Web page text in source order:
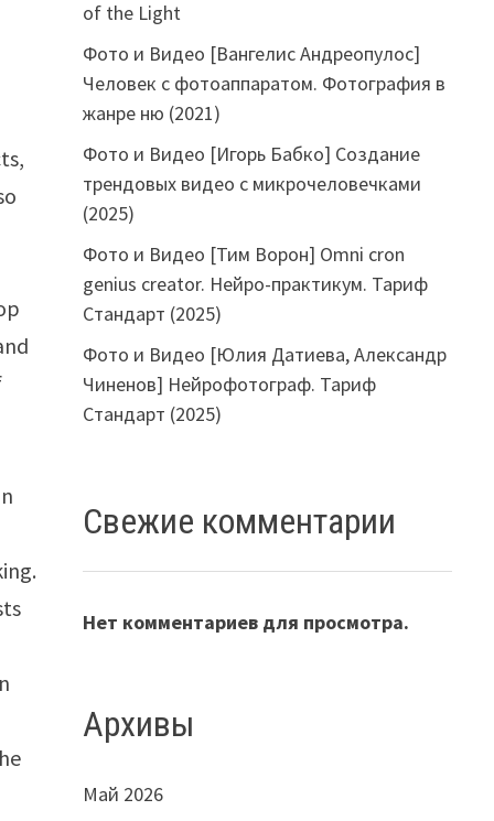
of the Light
Фото и Видео [Вангелис Андреопулос]
Человек с фотоаппаратом. Фотография в
жанре ню (2021)
Фото и Видео [Игорь Бабко] Создание
трендовых видео с микрочеловечками
(2025)
Фото и Видео [Тим Ворон] Omni cron
genius creator. Нейро-практикум. Тариф
Стандарт (2025)
Фото и Видео [Юлия Датиева, Александр
Чиненов] Нейрофотограф. Тариф
Стандарт (2025)
Свежие комментарии
Нет комментариев для просмотра.
Архивы
Май 2026